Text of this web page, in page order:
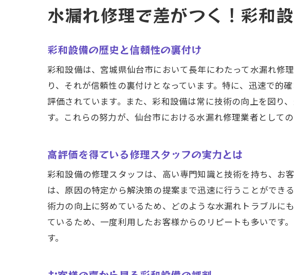
仙台市で信頼できる水
彩和設備が選ばれ
修理業者選びで
彩和設備の長期
仙台市内での豊富
水漏れ修理で差がつく！彩和
彩和設備の歴史と信頼性の裏付け
彩和設備は、宮城県仙台市において長年にわたって水漏れ修
り、それが信頼性の裏付けとなっています。特に、迅速で的
評価されています。また、彩和設備は常に技術の向上を図り
す。これらの努力が、仙台市における水漏れ修理業者として
高評価を得ている修理スタッフの実力とは
彩和設備の修理スタッフは、高い専門知識と技術を持ち、お
は、原因の特定から解決策の提案まで迅速に行うことができ
術力の向上に努めているため、どのような水漏れトラブルに
ているため、一度利用したお客様からのリピートも多いです
す。